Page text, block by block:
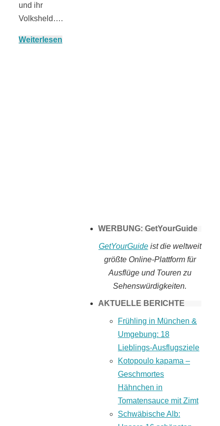
und ihr
Volksheld….
Weiterlesen
WERBUNG: GetYourGuide
GetYourGuideist die weltweit
größte Online-Plattform für
Ausflüge und Touren zu
Sehenswürdigkeiten.
AKTUELLE BERICHTE
Frühling in München &
Umgebung: 18
Lieblings-Ausflugsziele
Kotopoulo kapama –
Geschmortes
Hähnchen in
Tomatensauce mit Zimt
Schwäbische Alb: